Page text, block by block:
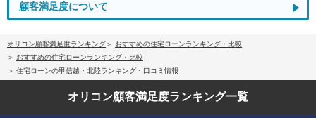
顧客満足度について
オリコン顧客満足度ランキング
おすすめの住宅ローンランキング・比較
おすすめの住宅ローンランキング・比較
住宅ローンの甲信越・北陸ランキング・口コミ情報
オリコン顧客満足度ランキング一覧